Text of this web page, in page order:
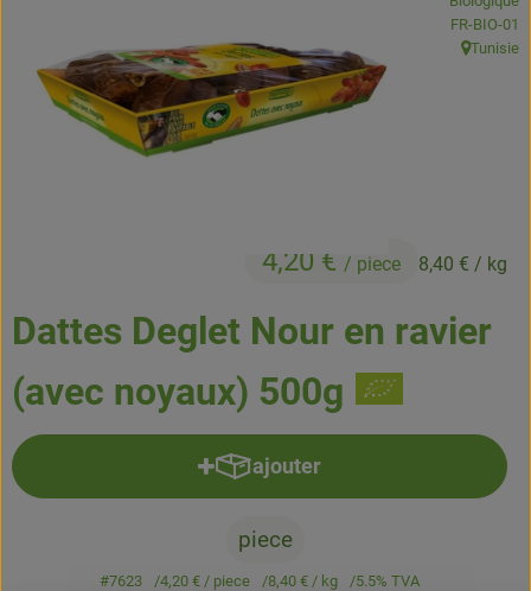
Accessoires et divers
Cosmétique et hygiène
Dattes Deglet Nour en ravier
(avec noyaux) 500g
4,20 € / piece 8,40 € / kg
, Autorité
FR-BIO-01
, Origine:
Tunisie
ajouter
Ajouter le produit au panier
piece
#7623 4,20 € / piece 8,40 € / kg 5.5% TVA